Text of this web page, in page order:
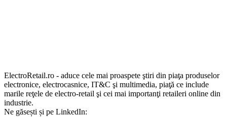
ElectroRetail.ro - aduce cele mai proaspete ştiri din piaţa produselor
electronice, electrocasnice, IT&C şi multimedia, piaţă ce include
marile reţele de electro-retail şi cei mai importanţi retaileri online din
industrie.
Ne găsești și pe LinkedIn: